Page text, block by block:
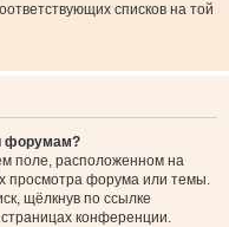
списков на той
форумам?
поле, расположенном на
просмотра форума или темы.
щёлкнув по ссылке
конференции.